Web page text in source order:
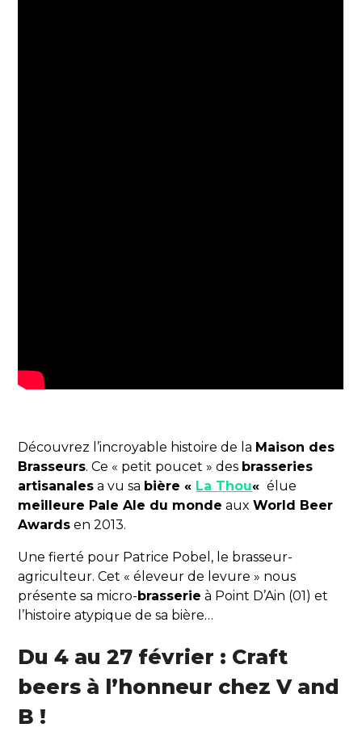
Découvrez l’incroyable histoire de la Maison des
Brasseurs. Ce « petit poucet » des brasseries
artisanales a vu sa bière « La Thou« élue
meilleure Pale Ale du monde auxWorld Beer
Awards en 2013.
Une fierté pour Patrice Pobel, le brasseur-
agriculteur. Cet « éleveur de levure » nous
présente sa micro-brasserie à Point D’Ain (01) et
l’histoire atypique de sa bière…
Du 4 au 27 février : Craft
beers à l’honneur chez V and
B !